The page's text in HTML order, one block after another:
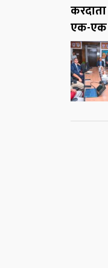
एक-एक